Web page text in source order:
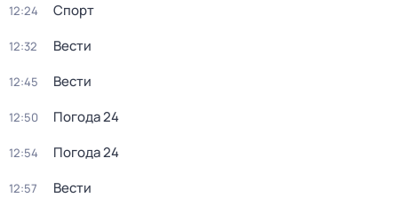
12:24 Спорт
12:32 Вести
12:45 Вести
12:50 Погода 24
12:54 Погода 24
12:57 Вести